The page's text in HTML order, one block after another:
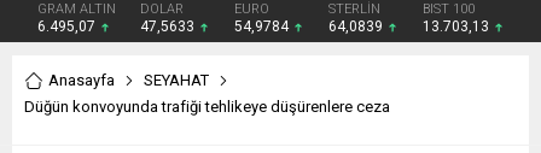
GRAM ALTIN
6.495,07
DOLAR
47,5633
EURO
54,9784
STERLİN
64,0839
BIST 100
13.703,13
Anasayfa
SEYAHAT
Düğün konvoyunda trafiği tehlikeye düşürenlere ceza